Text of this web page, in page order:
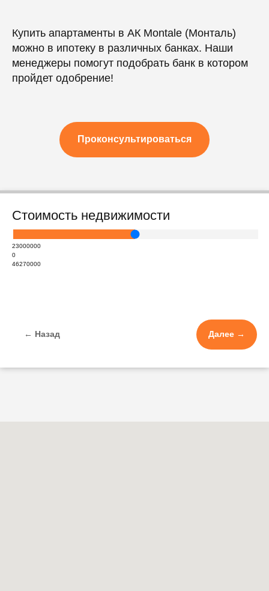
Купить апартаменты в АК Montale (Монталь)
можно в ипотеку в различных банках. Наши
менеджеры помогут подобрать банк в котором
пройдет одобрение!
Проконсультироваться
Стоимость недвижимости
23000000
0
46270000
← Назад Далее →